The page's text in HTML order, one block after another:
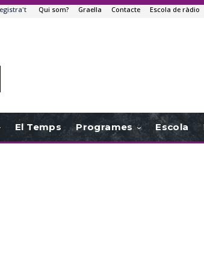
Qui som? Graella Contacte Escola de ràdio
El Temps Programes Escola